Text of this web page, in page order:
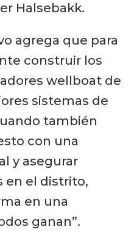
Halsebakk.
agrega que para
construir los
wellboat de
sistemas de
también
con una
y asegurar
en el distrito,
en una
ganan”.